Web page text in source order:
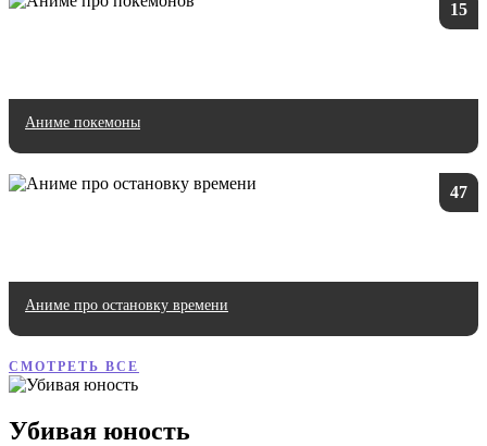
15
Аниме покемоны
47
Аниме про остановку времени
СМОТРЕТЬ ВСЕ
Убивая юность